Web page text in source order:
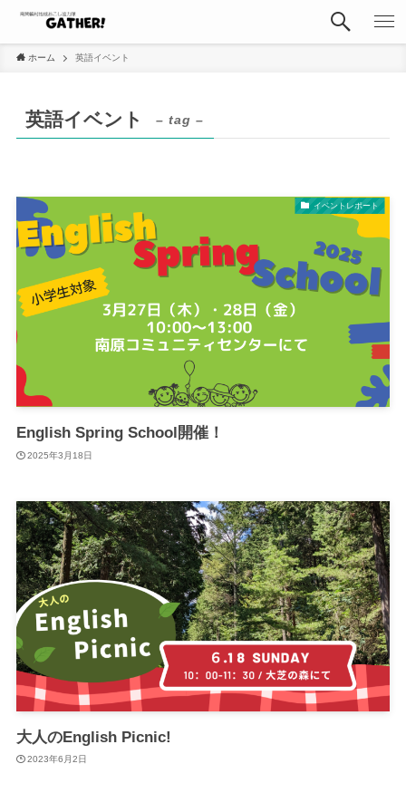
ホーム 英語イベント
英語イベント – tag –
イベントレポート
English Spring School開催！
2025年3月18日
大人のEnglish Picnic!
2023年6月2日